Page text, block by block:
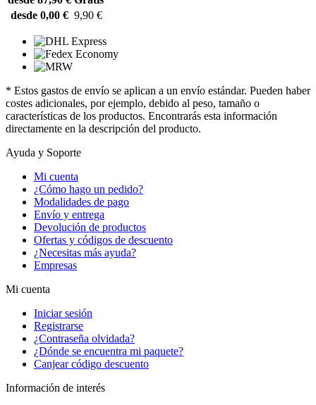
desde 0,00 € 9,90 €
* Estos gastos de envío se aplican a un envío estándar. Pueden haber
costes adicionales, por ejemplo, debido al peso, tamaño o
características de los productos. Encontrarás esta información
directamente en la descripción del producto.
Ayuda y Soporte
Mi cuenta
¿Cómo hago un pedido?
Modalidades de pago
Envío y entrega
Devolución de productos
Ofertas y códigos de descuento
¿Necesitas más ayuda?
Empresas
Mi cuenta
Iniciar sesión
Registrarse
¿Contraseña olvidada?
¿Dónde se encuentra mi paquete?
Canjear código descuento
Información de interés